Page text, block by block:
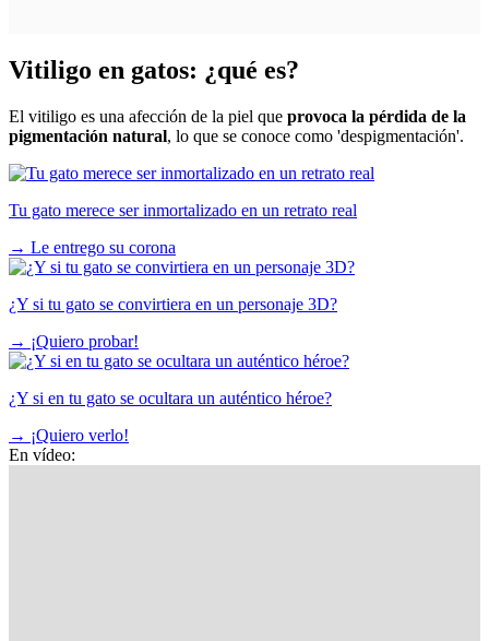
Vitiligo en gatos: ¿qué es?
El vitiligo es una afección de la piel que provoca la pérdida de la
pigmentación natural, lo que se conoce como 'despigmentación'.
Tu gato merece ser inmortalizado en un retrato real
→ Le entrego su corona
¿Y si tu gato se convirtiera en un personaje 3D?
→ ¡Quiero probar!
¿Y si en tu gato se ocultara un auténtico héroe?
→ ¡Quiero verlo!
En vídeo: